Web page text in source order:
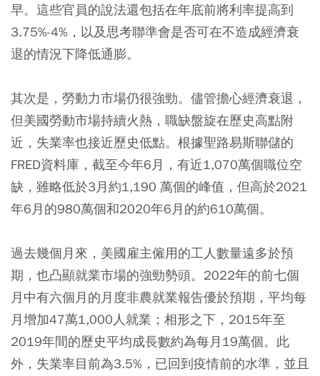
早。這些官員的說法還包括在年底前將利率提高到
3.75%-4%，以及思考聯準會是否可在不造成經濟衰
退的情況下降低通膨。
其次是，勞動力市場仍很強勁。儘管擔心經濟衰退，
但美國勞動市場持續火熱，職缺盤旋在歷史高點附
近，失業率也接近歷史低點。根據聖路易斯聯儲的
FRED資料庫，截至今年6月，有近1,070萬個職位空
缺，雖略低於3月約1,190 萬個的峰值，但高於2021
年6月的980萬個和2020年6月的約610萬個。
過去幾個月來，美國雇主僱用的工人數量遠多於預
期，也凸顯就業市場的強勁勢頭。2022年的前七個
月中有六個月的月度非農就業報告優於預期，平均每
月增加47萬1,000人就業；相形之下，2015年至
2019年間的歷史平均成長數約為每月19萬個。此
外，失業率目前為3.5%，已回到疫情前的水準，並且